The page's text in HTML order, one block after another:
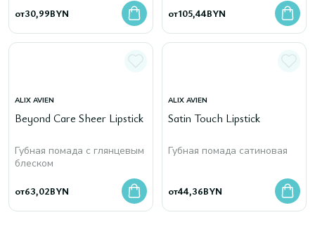
от30,99BYN от105,44BYN
ALIX AVIEN
Beyond Care Sheer Lipstick
Губная помада с глянцевым
блеском
от63,02BYN
ALIX AVIEN
Satin Touch Lipstick
Губная помада сатиновая
от44,36BYN